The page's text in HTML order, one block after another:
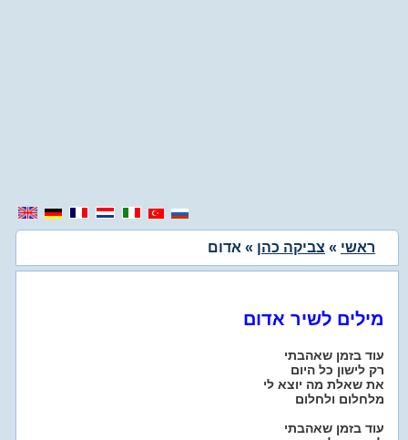
ראשי » צביקה כהן » אדום
מילים לשיר אדום
עוד בזמן שאהבתי
רק לישון כל היום
את שאלת מה יוצא לי
מלחלום ולחלום
עוד בזמן שאהבתי